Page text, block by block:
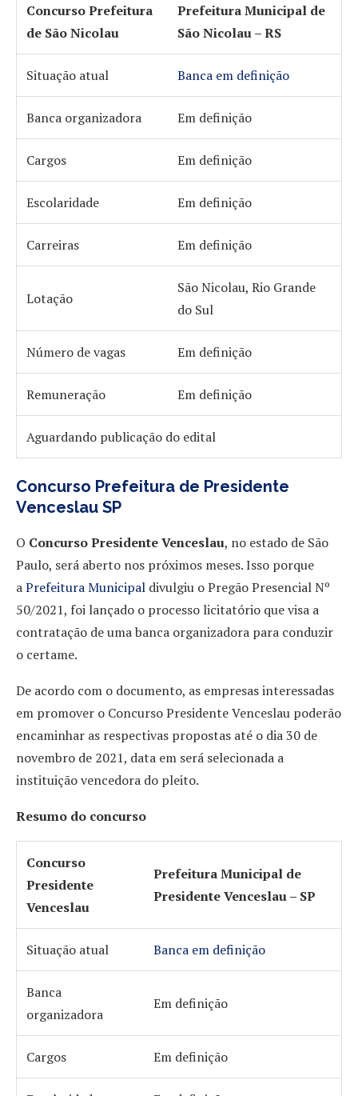
Concurso Prefeitura
de São Nicolau
Prefeitura Municipal de
São Nicolau – RS
Situação atual Banca em definição
Banca organizadora Em definição
Cargos Em definição
Escolaridade Em definição
Carreiras Em definição
Lotação
São Nicolau, Rio Grande
do Sul
Número de vagas Em definição
Remuneração Em definição
Aguardando publicação do edital
Concurso Prefeitura de Presidente
Venceslau SP
O Concurso Presidente Venceslau, no estado de São
Paulo, será aberto nos próximos meses. Isso porque
aPrefeitura Municipal divulgiu o Pregão Presencial Nº
50/2021, foi lançado o processo licitatório que visa a
contratação de uma banca organizadora para conduzir
o certame.
De acordo com o documento, as empresas interessadas
em promover o Concurso Presidente Venceslau poderão
encaminhar as respectivas propostas até o dia 30 de
novembro de 2021, data em será selecionada a
instituição vencedora do pleito.
Resumo do concurso
Concurso
Presidente
Venceslau
Prefeitura Municipal de
Presidente Venceslau – SP
Situação atual Banca em definição
Banca
organizadora
Em definição
Cargos Em definição